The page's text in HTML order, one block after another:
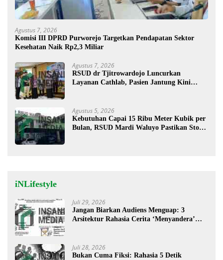
Agustus 7, 2026
Komisi III DPRD Purworejo Targetkan Pendapatan Sektor
Kesehatan Naik Rp2,3 Miliar
Agustus 7, 2026
RSUD dr Tjitrowardojo Luncurkan
Layanan Cathlab, Pasien Jantung Kini
Agustus 5, 2026
Kebutuhan Capai 15 Ribu Meter Kubik per
Bulan, RSUD Mardi Waluyo Pastikan Stok
iNLifestyle
Juli 29, 2026
Jangan Biarkan Audiens Menguap: 3
Arsitektur Rahasia Cerita ‘Menyandera’
Juli 28, 2026
Bukan Cuma Fiksi: Rahasia 5 Detik